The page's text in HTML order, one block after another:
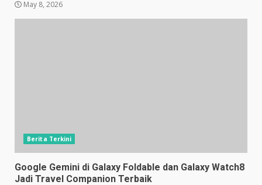
May 8, 2026
Berita Terkini
Google Gemini di Galaxy Foldable dan Galaxy Watch8
Jadi Travel Companion Terbaik